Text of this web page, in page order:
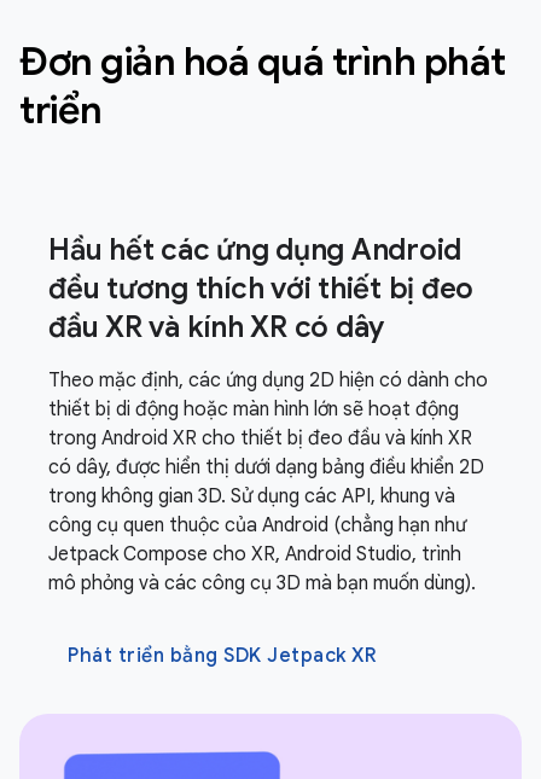
Đơn giản hoá quá trình phát
triển
Hầu hết các ứng dụng Android
đều tương thích với thiết bị đeo
đầu XR và kính XR có dây
Theo mặc định, các ứng dụng 2D hiện có dành cho
thiết bị di động hoặc màn hình lớn sẽ hoạt động
trong Android XR cho thiết bị đeo đầu và kính XR
có dây, được hiển thị dưới dạng bảng điều khiển 2D
trong không gian 3D. Sử dụng các API, khung và
công cụ quen thuộc của Android (chẳng hạn như
Jetpack Compose cho XR, Android Studio, trình
mô phỏng và các công cụ 3D mà bạn muốn dùng).
Phát triển bằng SDK Jetpack XR